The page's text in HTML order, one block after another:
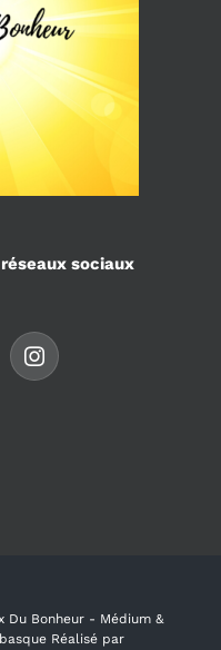
sociaux
Du Bonheur - Médium &
Réalisé par